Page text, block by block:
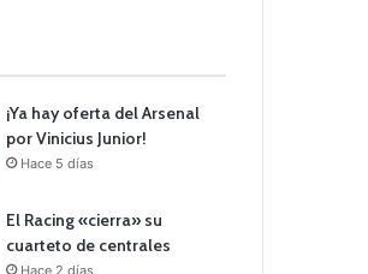
¡Ya hay oferta del Arsenal
por Vinicius Junior!
Hace 5 días
El Racing «cierra» su
cuarteto de centrales
Hace 2 días